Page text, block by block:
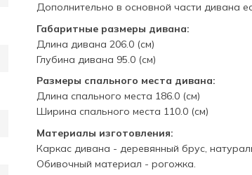
Дополнительно в основной части дивана
Габаритные размеры дивана:
Длина дивана 206.0 (см)
Глубина дивана 95.0 (см)
Размеры спального места дивана:
Длина спального места 186.0 (см)
Ширина спального места 110.0 (см)
Материалы изготовления:
Каркас дивана - деревянный брус,
Обивочный материал - рогожка.